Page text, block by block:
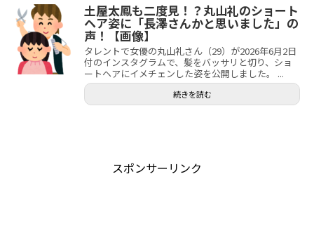
土屋太鳳も二度見！？丸山礼のショート
ヘア姿に「長澤さんかと思いました」の
声！【画像】
タレントで女優の丸山礼さん（29）が2026年6月2日
付のインスタグラムで、髪をバッサリと切り、ショ
ートヘアにイメチェンした姿を公開しました。 ...
続きを読む
スポンサーリンク